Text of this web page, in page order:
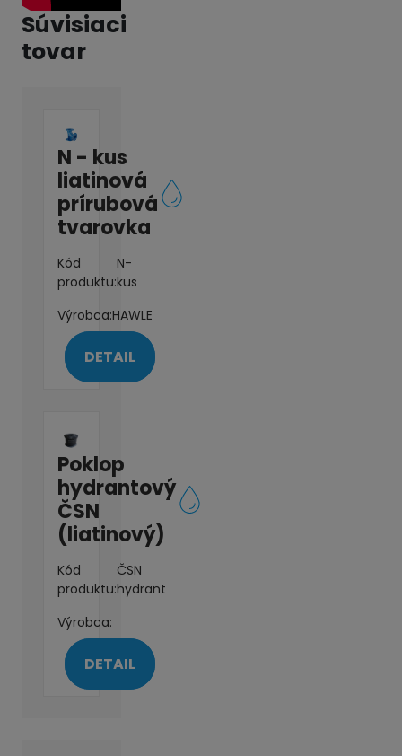
Súvisiaci
tovar
N - kus
liatinová
prírubová
tvarovka
Kód
produktu:
N-
kus
Výrobca:HAWLE
DETAIL
Poklop
hydrantový
ČSN
(liatinový)
Kód
produktu:
ČSN
hydrant
Výrobca:
DETAIL